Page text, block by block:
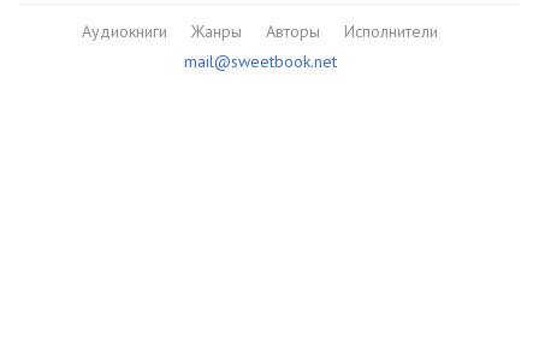
Аудиокниги Жанры Авторы
Исполнители
mail@sweetbook.net